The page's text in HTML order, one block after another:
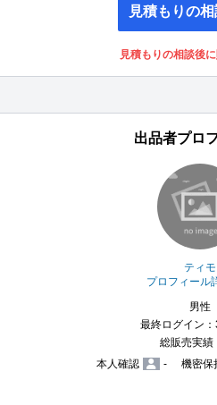
見積もりの
見積もりの相談後
出品者プロ
ティモ
プロフィール
男性
最終ログイン
総販売実績
本人確認
- 機密保